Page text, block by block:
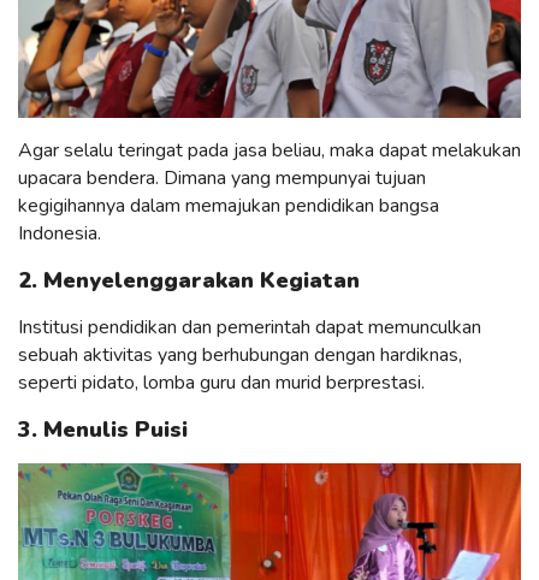
Agar selalu teringat pada jasa beliau, maka dapat melakukan
upacara bendera. Dimana yang mempunyai tujuan
kegigihannya dalam memajukan pendidikan bangsa
Indonesia.
2. Menyelenggarakan Kegiatan
Institusi pendidikan dan pemerintah dapat memunculkan
sebuah aktivitas yang berhubungan dengan hardiknas,
seperti pidato, lomba guru dan murid berprestasi.
3. Menulis Puisi